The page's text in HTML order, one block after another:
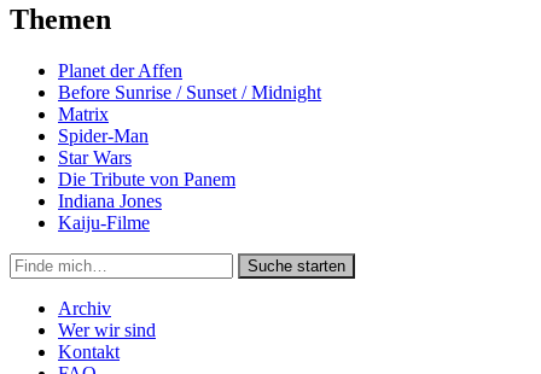
Themen
Planet der Affen
Before Sunrise / Sunset / Midnight
Matrix
Spider-Man
Star Wars
Die Tribute von Panem
Indiana Jones
Kaiju-Filme
Suche
in
https://secondunit-
podcast.de/
Suche starten
Archiv
Wer wir sind
Kontakt